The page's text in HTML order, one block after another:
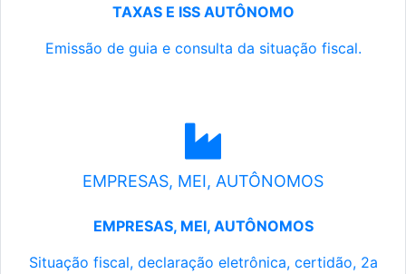
TAXAS E ISS AUTÔNOMO
Emissão de guia e consulta da situação fiscal.
EMPRESAS, MEI, AUTÔNOMOS
EMPRESAS, MEI, AUTÔNOMOS
Situação fiscal, declaração eletrônica, certidão, 2a